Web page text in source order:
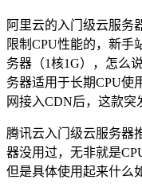
阿里云的入门级云服务
限制CPU性能的，新手
务器（1核1G），怎么
务器适用于长期CPU使
网接入CDN后，这款突
腾讯云入门级云服务器
器没用过，无非就是
但是具体使用起来什么